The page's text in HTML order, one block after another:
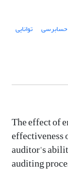
حسابرسی توانایی
The effect of
‎effectiveness
‎auditor's
‎auditing